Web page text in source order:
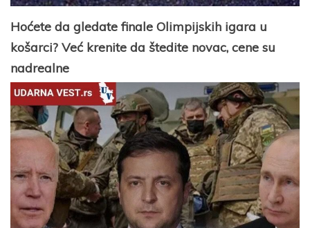
Hoćete da gledate finale Olimpijskih igara u
košarci? Već krenite da štedite novac, cene su
nadrealne